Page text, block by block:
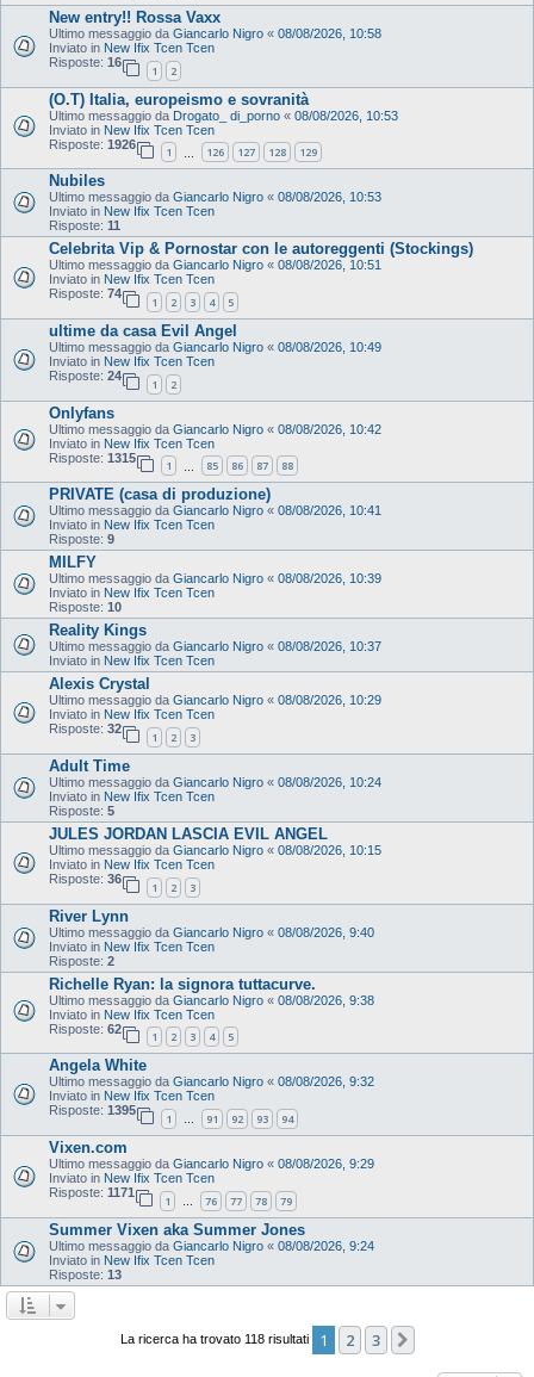
New entry!! Rossa Vaxx
Ultimo messaggio da Giancarlo Nigro « 08/08/2026, 10:58
Inviato in New Ifix Tcen Tcen
Risposte: 16
1 2
(O.T) Italia, europeismo e sovranità
Ultimo messaggio da Drogato_ di_porno « 08/08/2026, 10:53
Inviato in New Ifix Tcen Tcen
Risposte: 1926
1 126 127 128 129
Nubiles
Ultimo messaggio da Giancarlo Nigro « 08/08/2026, 10:53
Inviato in New Ifix Tcen Tcen
Risposte: 11
Celebrita Vip & Pornostar con le autoreggenti (Stockings)
Ultimo messaggio da Giancarlo Nigro « 08/08/2026, 10:51
Inviato in New Ifix Tcen Tcen
Risposte: 74
1 2 3 4 5
ultime da casa Evil Angel
Ultimo messaggio da Giancarlo Nigro « 08/08/2026, 10:49
Inviato in New Ifix Tcen Tcen
Risposte: 24
1 2
Onlyfans
Ultimo messaggio da Giancarlo Nigro « 08/08/2026, 10:42
Inviato in New Ifix Tcen Tcen
Risposte: 1315
1 85 86 87 88
PRIVATE (casa di produzione)
Ultimo messaggio da Giancarlo Nigro « 08/08/2026, 10:41
Inviato in New Ifix Tcen Tcen
Risposte: 9
MILFY
Ultimo messaggio da Giancarlo Nigro « 08/08/2026, 10:39
Inviato in New Ifix Tcen Tcen
Risposte: 10
Reality Kings
Ultimo messaggio da Giancarlo Nigro « 08/08/2026, 10:37
Inviato in New Ifix Tcen Tcen
Alexis Crystal
Ultimo messaggio da Giancarlo Nigro « 08/08/2026, 10:29
Inviato in New Ifix Tcen Tcen
Risposte: 32
1 2 3
Adult Time
Ultimo messaggio da Giancarlo Nigro « 08/08/2026, 10:24
Inviato in New Ifix Tcen Tcen
Risposte: 5
JULES JORDAN LASCIA EVIL ANGEL
Ultimo messaggio da Giancarlo Nigro « 08/08/2026, 10:15
Inviato in New Ifix Tcen Tcen
Risposte: 36
1 2 3
River Lynn
Ultimo messaggio da Giancarlo Nigro « 08/08/2026, 9:40
Inviato in New Ifix Tcen Tcen
Risposte: 2
Richelle Ryan: la signora tuttacurve.
Ultimo messaggio da Giancarlo Nigro « 08/08/2026, 9:38
Inviato in New Ifix Tcen Tcen
Risposte: 62
1 2 3 4 5
Angela White
Ultimo messaggio da Giancarlo Nigro « 08/08/2026, 9:32
Inviato in New Ifix Tcen Tcen
Risposte: 1395
1 … 91 92 93 94
Vixen.com
Ultimo messaggio da Giancarlo Nigro « 08/08/2026, 9:29
Inviato in New Ifix Tcen Tcen
Risposte: 1171
1 … 76 77 78 79
Summer Vixen aka Summer Jones
Ultimo messaggio da Giancarlo Nigro « 08/08/2026, 9:24
Inviato in New Ifix Tcen Tcen
Risposte: 13
La ricerca ha trovato 118 risultati 1 2 3